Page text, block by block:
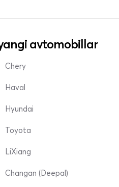
avtomobillar
Chery
Haval
Hyundai
Toyota
LiXiang
Changan (Deepal)